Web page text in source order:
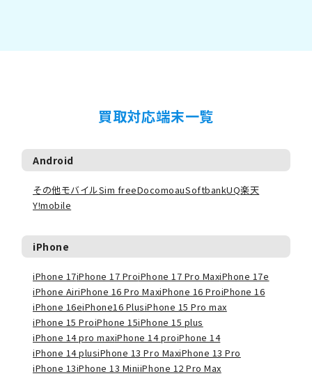
買取対応端末一覧
Android
その他モバイルSim freeDocomoauSoftbankUQ楽天
Y!mobile
iPhone
iPhone 17iPhone 17 ProiPhone 17 Pro MaxiPhone 17e
iPhone AiriPhone 16 Pro MaxiPhone 16 ProiPhone 16
iPhone 16eiPhone16 PlusiPhone 15 Pro max
iPhone 15 ProiPhone 15iPhone 15 plus
iPhone 14 pro maxiPhone 14 proiPhone 14
iPhone 14 plusiPhone 13 Pro MaxiPhone 13 Pro
iPhone 13iPhone 13 MiniiPhone 12 Pro Max